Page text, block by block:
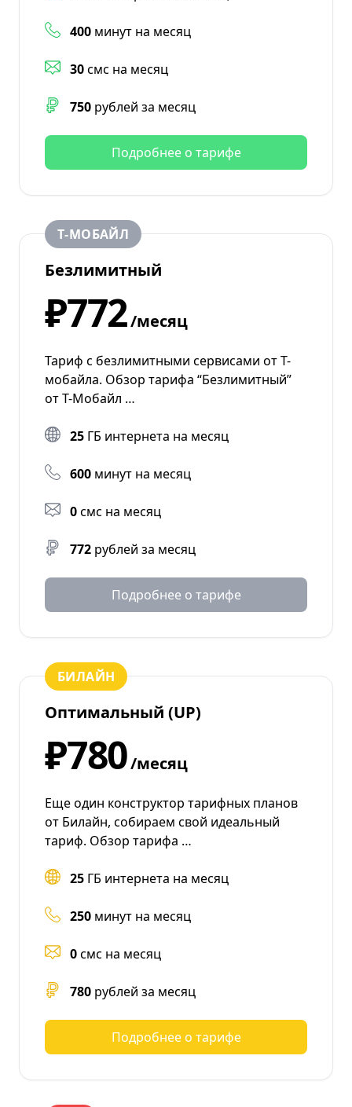
400 минут на месяц
30смс на месяц
750 рублей за месяц
Подробнее о тарифе
Т‑МОБАЙЛ
Безлимитный
₽772/месяц
Тариф с безлимитными сервисами от Т-
мобайла. Обзор тарифа “Безлимитный”
от Т-Мобайл …
25 ГБ интернета на месяц
600 минут на месяц
0смс на месяц
772 рублей за месяц
Подробнее о тарифе
БИЛАЙН
Оптимальный (UP)
₽780/месяц
Еще один конструктор тарифных планов
от Билайн, собираем свой идеальный
тариф. Обзор тарифа …
25 ГБ интернета на месяц
250 минут на месяц
0смс на месяц
780 рублей за месяц
Подробнее о тарифе